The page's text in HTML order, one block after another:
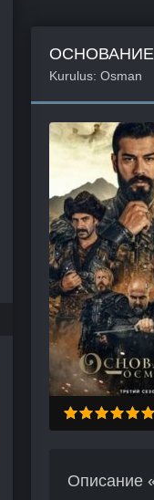
Kurulus: Osman
Описание